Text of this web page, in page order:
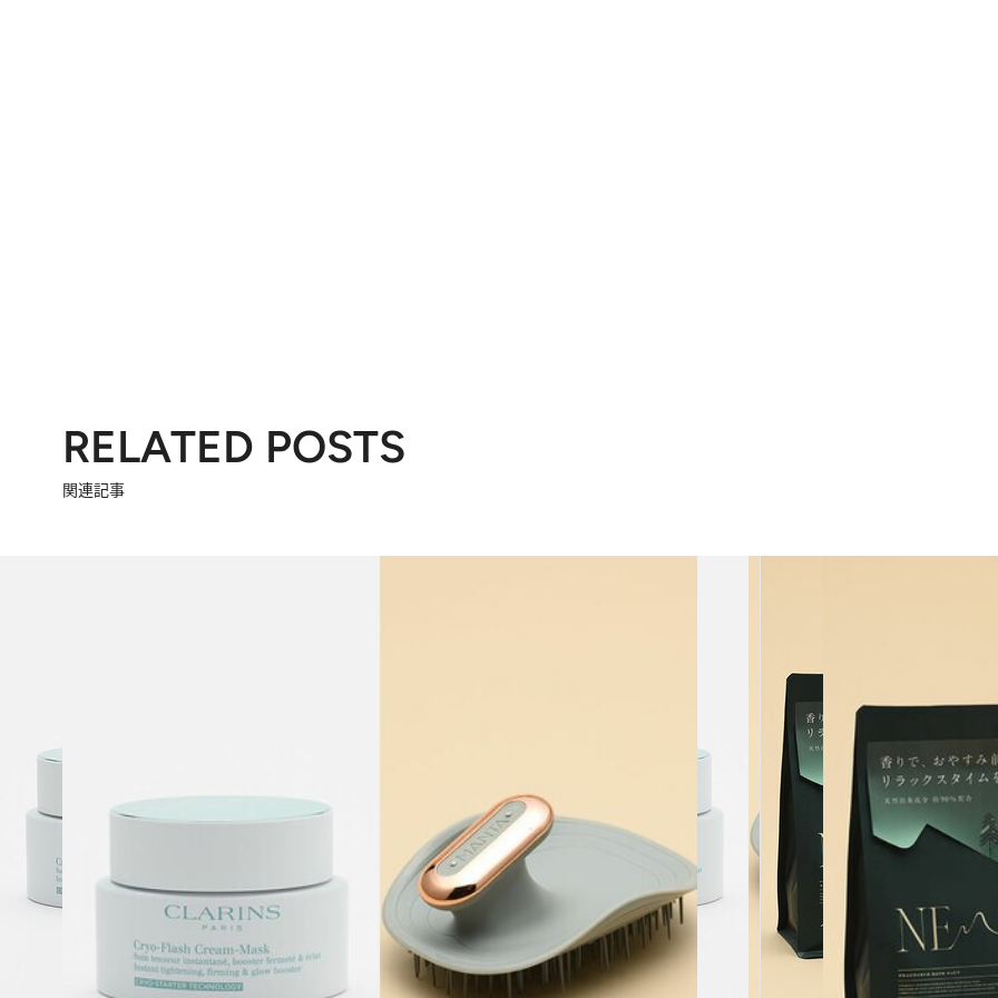
RELATED POSTS
関連記事